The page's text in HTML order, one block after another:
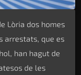
Lòria dos homes
arrestats, que es
han hagut de
de les